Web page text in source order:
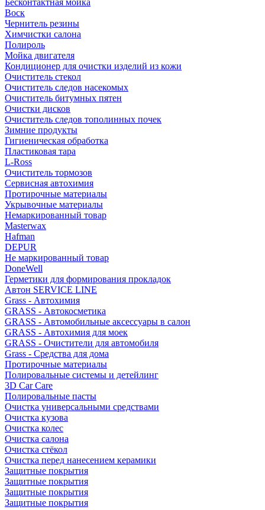
Бесконтактная мойка
Воск
Чернитель резины
Химчистки салона
Полироль
Мойка двигателя
Кондиционер для очистки изделий из кожи
Очиститель стекол
Очиститель следов насекомых
Очиститель битумных пятен
Очистки дисков
Очиститель следов тополинных почек
Зимние продукты
Гигиеническая обработка
Пластиковая тара
L-Ross
Очиститель тормозов
Сервисная автохимия
Протирочные материалы
Укрывочные материалы
Немаркированный товар
Masterwax
Hafman
DEPUR
Не маркированный товар
DoneWell
Герметики для формирования прокладок
Автон SERVICE LINE
Grass - Автохимия
GRASS - Автокосметика
GRASS - Автомобильные аксессуары в салон
GRASS - Автохимия для моек
GRASS - Очистители для автомобиля
Grass - Средства для дома
Протирочные материалы
Полировальные системы и детейлинг
3D Car Care
Полировальные пасты
Очистка универсальными средствами
Очистка кузова
Очистка колес
Очистка салона
Очистка стёкол
Очистка перед нанесением керамики
Защитные покрытия
Защитные покрытия
Защитные покрытия
Защитные покрытия